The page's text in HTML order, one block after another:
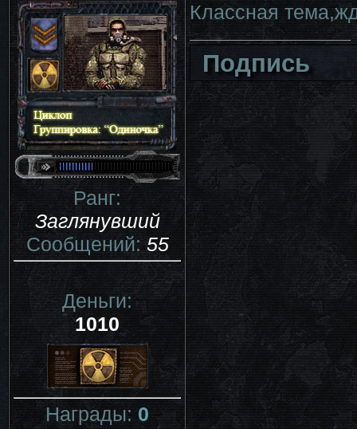
Ранг:
Заглянувший
Сообщений:55
Деньги:
1010
Награды:0
Классная
Подпись